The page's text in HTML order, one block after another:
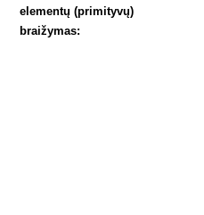
elementų (primityvų)
braižymas: